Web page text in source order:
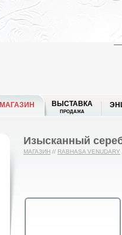
МАГАЗИН ВЫСТАВКА
ПРОДАЖА
Изысканный
МАГАЗИН // RABHASA VENUDARY